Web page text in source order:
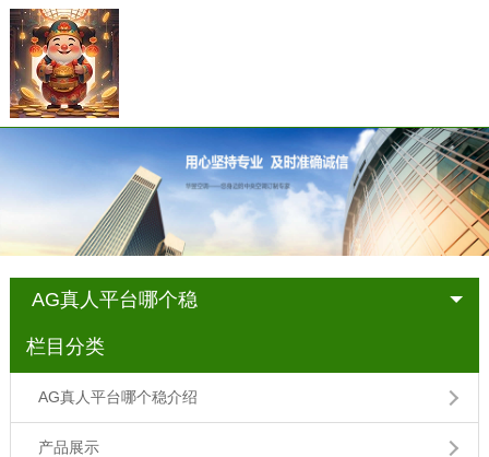
AG真人平台哪个稳
栏目分类
AG真人平台哪个稳介绍
产品展示